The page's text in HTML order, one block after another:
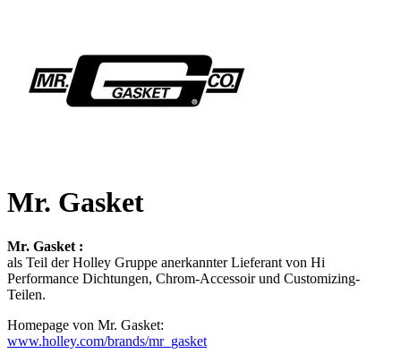
Mr. Gasket
Mr. Gasket :
als Teil der Holley Gruppe anerkannter Lieferant von Hi
Performance Dichtungen, Chrom-Accessoir und Customizing-
Teilen.
Homepage von Mr. Gasket:
www.holley.com/brands/mr_gasket